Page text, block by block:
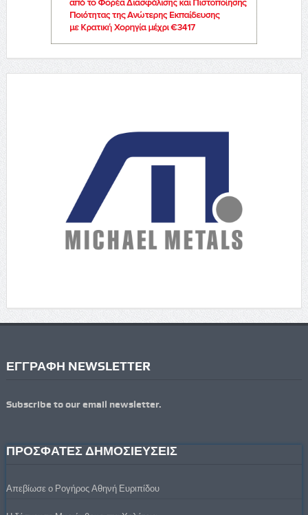
ΕΓΓΡΑΦΗ NEWSLETTER
Subscribe to our email newsletter.
ΠΡΟΣΦΑΤΕΣ ΔΗΜΟΣΙΕΥΣΕΙΣ
Απεβίωσε ο Ρογήρος Αθηνή Ευριπίδου